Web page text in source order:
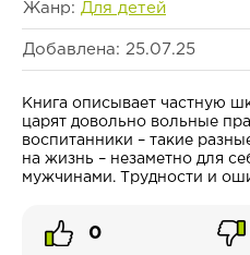
Жанр: Для детей
Добавлена: 25.07.25
Книга описывает частную
царят довольно вольные
воспитанники – такие
на жизнь – незаметно для
мужчинами. Трудности и
0